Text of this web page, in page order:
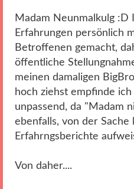
Madam Neunmalkulg :D
Erfahrungen persönlich
Betroffenen gemacht,
öffentliche
meinen damaligen
hoch ziehst empfinde ich
unpassend, da "Madam
ebenfalls, von der Sache
Erfahrngsberichte
Von daher....